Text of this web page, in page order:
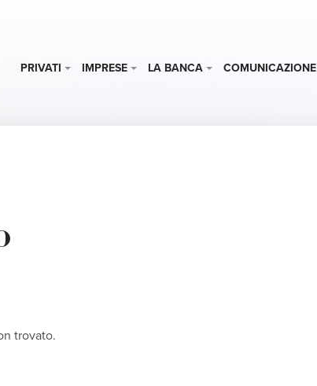
PRIVATI IMPRESE LA BANCA COMUNICAZIONE
trovato.